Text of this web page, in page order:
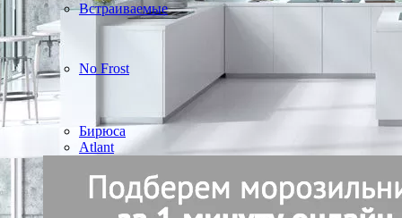
Встраиваемые
No Frost
Бирюса
Atlant